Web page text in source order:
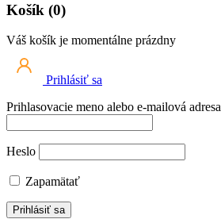
Košík (0)
Váš košík je momentálne prázdny
Prihlásiť sa
Prihlasovacie meno alebo e-mailová adresa
Heslo
Zapamätať